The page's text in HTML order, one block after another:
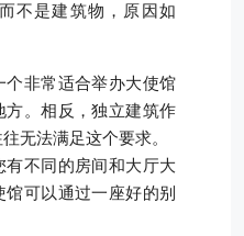
不是建筑物，原因如
个非常适合举办大使馆
方。相反，独立建筑作
无法满足这个要求。
有不同的房间和大厅大
可以通过一座好的别